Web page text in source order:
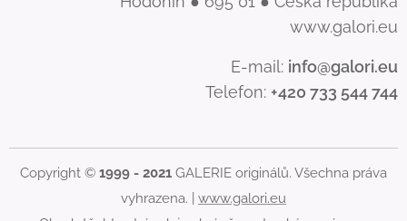
www.galori.eu
E-mail: info@galori.eu
Telefon: +420 733 544 744
Copyright © 1999 - 2021 GALERIE originálů. Všechna práva
vyhrazena. | www.galori.eu